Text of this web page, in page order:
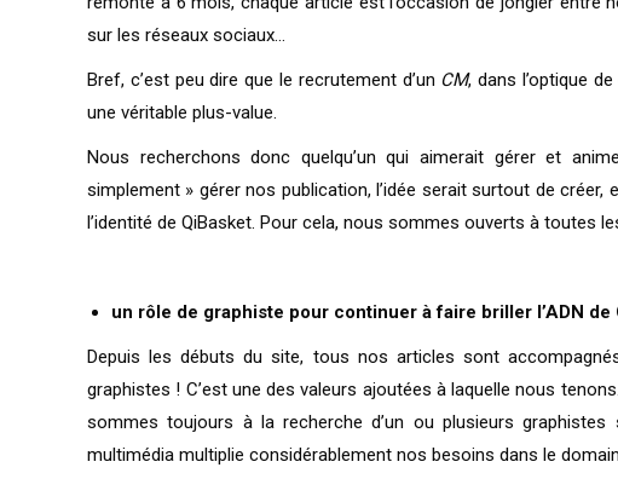
sur les réseaux sociaux…
Bref, c’est peu dire que le recrutement d’un CM, dans l’optique
une véritable plus-value.
Nous recherchons donc quelqu’un qui aimerait gérer et
simplement » gérer nos publication, l’idée serait surtout de
l’identité de QiBasket. Pour cela, nous sommes ouverts à toutes
un rôle de graphiste pour continuer à faire briller l’ADN de
Depuis les débuts du site, tous nos articles sont
graphistes ! C’est une des valeurs ajoutées à laquelle nous
sommes toujours à la recherche d’un ou plusieurs graphistes
multimédia multiplie considérablement nos besoins dans le